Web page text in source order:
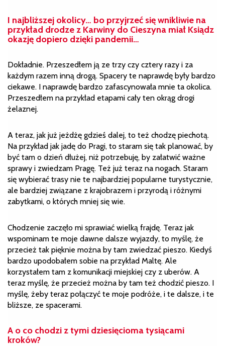
I najbliższej okolicy… bo przyjrzeć sięwnikliwie na
przykład drodze z Karwiny do Cieszyna miał Ksiądz
okazję dopiero dzięki pandemii…
Dokładnie. Przeszedłem ją ze trzy czy cztery razy i za
każdym razem inną drogą. Spacery te naprawdę były bardzo
ciekawe. I naprawdę bardzo zafascynowała mnie ta okolica.
Przeszedłem na przykład etapami cały ten okrąg drogi
żelaznej.
A teraz, jak już jeżdżę gdzieś dalej, to też chodzę piechotą.
Na przykład jak jadę do Pragi, to staram się tak planować, by
być tam o dzień dłużej, niż potrzebuję, by załatwić ważne
sprawy i zwiedzam Pragę. Też już teraz na nogach. Staram
się wybierać trasy nie te najbardziej popularne turystycznie,
ale bardziej związane z krajobrazem i przyrodą i różnymi
zabytkami, o których mniej się wie.
Chodzenie zaczęło mi sprawiać wielką frajdę. Teraz jak
wspominam te moje dawne dalsze wyjazdy, to myślę, że
przecież tak pięknie można by tam zwiedzać pieszo. Kiedyś
bardzo upodobałem sobie na przykład Maltę. Ale
korzystałem tam z komunikacji miejskiej czy z uberów. A
teraz myślę, że przecież można by tam też chodzić pieszo. I
myślę, żeby teraz połączyć te moje podróże, i te dalsze, i te
bliższe, ze spacerami.
A o co chodzi z tymi dziesięcioma tysiącami
kroków?